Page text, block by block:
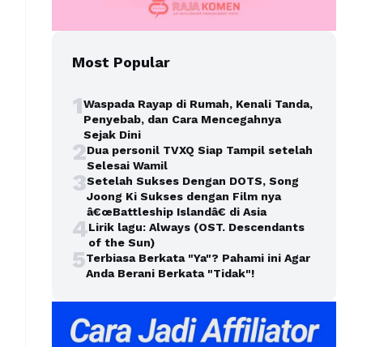
Most Popular
1Waspada Rayap di Rumah, Kenali Tanda,
Penyebab, dan Cara Mencegahnya
Sejak Dini
2Dua personil TVXQ Siap Tampil setelah
Selesai Wamil
3Setelah Sukses Dengan DOTS, Song
Joong Ki Sukses dengan Film nya
â€œBattleship Islandâ€ di Asia
4Lirik lagu: Always (OST. Descendants
of the Sun)
5Terbiasa Berkata "Ya"? Pahami ini Agar
Anda Berani Berkata "Tidak"!